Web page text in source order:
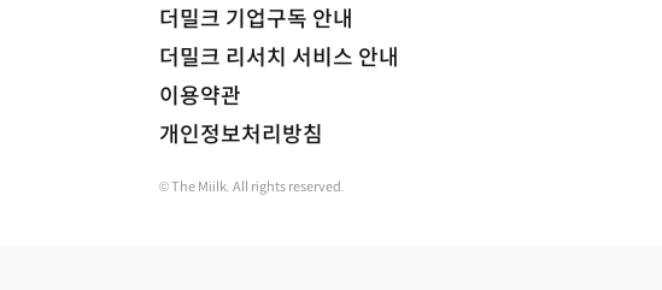
더밀크 기업구독 안내
더밀크 리서치 서비스 안내
이용약관
개인정보처리방침
© The Miilk. All rights reserved.